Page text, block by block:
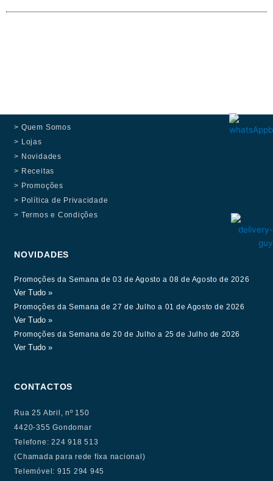
> Quem Somos
> Lojas
> Novidades
> Receitas
> Promoções
> Política de Privacidade
> Termos e Condições
NOVIDADES
Promoções da Semana de 03 de Agosto a 08 de Agosto de 2026
Ver Tudo »
Promoções da Semana de 27 de Julho a 01 de Agosto de 2026
Ver Tudo »
Promoções da Semana de 20 de Julho a 25 de Julho de 2026
Ver Tudo »
CONTACTOS
Rua 25 Abril, nº 150
4420-355 Gondomar
Telefone: 224 918 513
(Chamada para rede fixa nacional)
Telemóvel: 915 294 945